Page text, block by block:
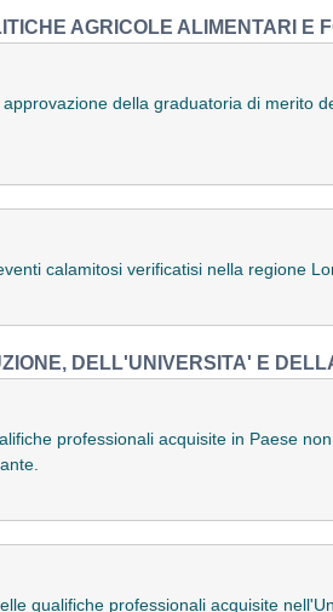
AGRICOLE ALIMENTARI E
della graduatoria di merito
calamitosi verificatisi nella regione
DELL'UNIVERSITA' E
professionali acquisite in Paese
qualifiche professionali acquisite